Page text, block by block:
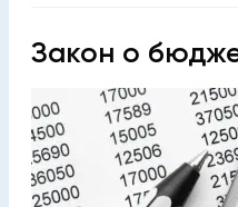
Закон о